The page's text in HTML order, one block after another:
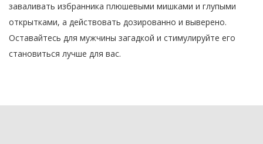
заваливать избранника плюшевыми мишками и глупыми
открытками, а действовать дозированно и выверено.
Оставайтесь для мужчины загадкой и стимулируйте его
становиться лучше для вас.